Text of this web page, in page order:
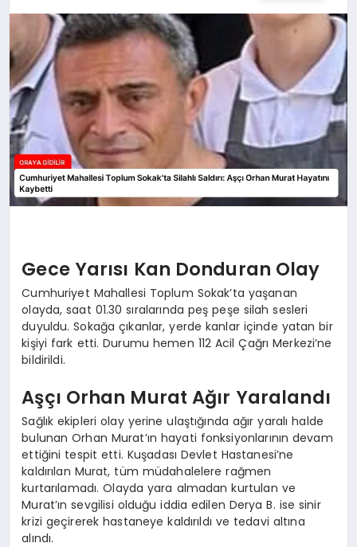
Gece Yarısı Kan Donduran Olay
Cumhuriyet Mahallesi Toplum Sokak’ta yaşanan
olayda, saat 01.30 sıralarında peş peşe silah sesleri
duyuldu. Sokağa çıkanlar, yerde kanlar içinde yatan bir
kişiyi fark etti. Durumu hemen 112 Acil Çağrı Merkezi’ne
bildirildi.
Aşçı Orhan Murat Ağır Yaralandı
Sağlık ekipleri olay yerine ulaştığında ağır yaralı halde
bulunan Orhan Murat’ın hayati fonksiyonlarının devam
ettiğini tespit etti. Kuşadası Devlet Hastanesi’ne
kaldırılan Murat, tüm müdahalelere rağmen
kurtarılamadı. Olayda yara almadan kurtulan ve
Murat’ın sevgilisi olduğu iddia edilen Derya B. ise sinir
krizi geçirerek hastaneye kaldırıldı ve tedavi altına
alındı.